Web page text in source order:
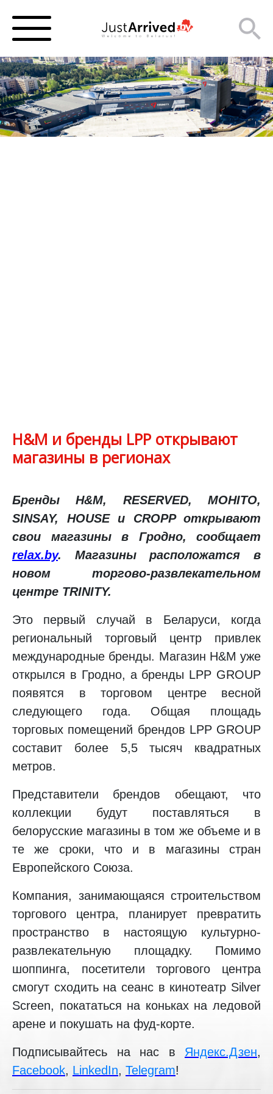
H&M и бренды LPP открывают
магазины в регионах
Бренды H&M, RESERVED,MOHITO,
SINSAY, HOUSE и CROPPоткрывают
свои магазины в Гродно, сообщает
relax.by. Магазины расположатся в
новом торгово-развлекательном
центре TRINITY.
Это первый случай в Беларуси, когда
региональный торговый центр привлек
международные бренды. Магазин H&M уже
открылся в Гродно, а бренды LPP GROUP
появятся в торговом центре весной
следующего года. Общая площадь
торговых помещений брендов LPP GROUP
составит более 5,5 тысяч квадратных
метров.
Представители брендов обещают, что
коллекции будут поставляться в
белорусские магазины в том же объеме и в
те же сроки, что и в магазины стран
Европейского Союза.
Компания, занимающаяся строительством
торгового центра, планирует превратить
пространство в настоящую культурно-
развлекательную площадку. Помимо
шоппинга, посетители торгового центра
смогут сходить на сеанс в кинотеатр Silver
Screen, покататься на коньках на ледовой
арене и покушать на фуд-корте.
Подписывайтесь на нас в Яндекс.Дзен,
Facebook, LinkedIn, Telegram!